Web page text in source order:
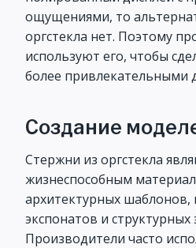
ощущениями, то
оргстекла нет. Поэтому
используют его, чтобы
более привлекательными
Создание
Стержни из оргстекла
жизнеспособным
архитектурных шаблонов,
экспонатов и структурных
Производители часто